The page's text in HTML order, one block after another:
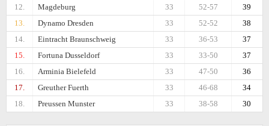
12.
Magdeburg 39
52-57
33
13.
Dynamo Dresden 38
52-52
33
14.
Eintracht Braunschweig 37
36-53
33
15.
Fortuna Dusseldorf 37
33-50
33
16.
Arminia Bielefeld 36
47-50
33
17.
Greuther Fuerth 34
46-68
33
18.
Preussen Munster 30
38-58
33